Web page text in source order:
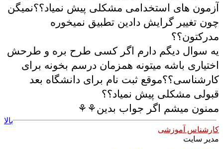
آزمون های استخدامی مشکلی پیش نمیاد؟؟نمیگن
چون تغییر گرایش دادین تطبیق نمیخوره
مدرکتون؟؟
یه سوال دیگم دارم اگر کسی طرح بره و طرحش
اختیاری باشه میتونه همزمان درسم بخونه برای
کارشناسی؟؟موقع ثبت نام برای دانشگاه بعد
قبولی مشکلی پیش نمیاد؟؟
ممنون میشم اگر جواب بدین⚘⚘
بالا
کارشناس آموزشی
مدیر سایت